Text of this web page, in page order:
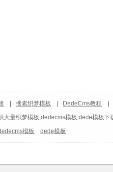
搜索织梦模板 DedeCms教程
大量织梦模板,dedecms模板,dede模板下
模板 dede模板